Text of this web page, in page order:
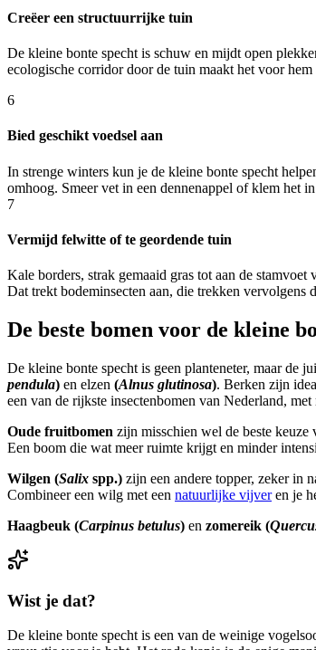
Creëer een structuurrijke tuin
De kleine bonte specht is schuw en mijdt open
ecologische corridor door de tuin maakt het voor
6
Bied geschikt voedsel aan
In strenge winters kun je de kleine bonte specht
omhoog. Smeer vet in een dennenappel of klem het
7
Vermijd felwitte of te geordende tuin
Kale borders, strak gemaaid gras tot aan de
Dat trekt bodeminsecten aan, die trekken vervolgens
De beste bomen voor de kleine
De kleine bonte specht is geen planteneter, maar de
pendula) en elzen (Alnus glutinosa). Berken zijn
een van de rijkste insectenbomen van Nederland,
Oude fruitbomen zijn misschien wel de beste
Een boom die wat meer ruimte krijgt en minder
Wilgen (Salix spp.) zijn een andere topper, zeker in
Combineer een wilg met een natuurlijke vijveren je
Haagbeuk (Carpinus betulus) en zomereik (
Wist je dat?
De kleine bonte specht is een van de weinige